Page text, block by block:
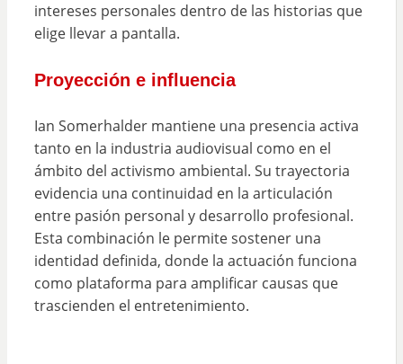
intereses personales dentro de las historias que
elige llevar a pantalla.
Proyección e influencia
Ian Somerhalder mantiene una presencia activa
tanto en la industria audiovisual como en el
ámbito del activismo ambiental. Su trayectoria
evidencia una continuidad en la articulación
entre pasión personal y desarrollo profesional.
Esta combinación le permite sostener una
identidad definida, donde la actuación funciona
como plataforma para amplificar causas que
trascienden el entretenimiento.